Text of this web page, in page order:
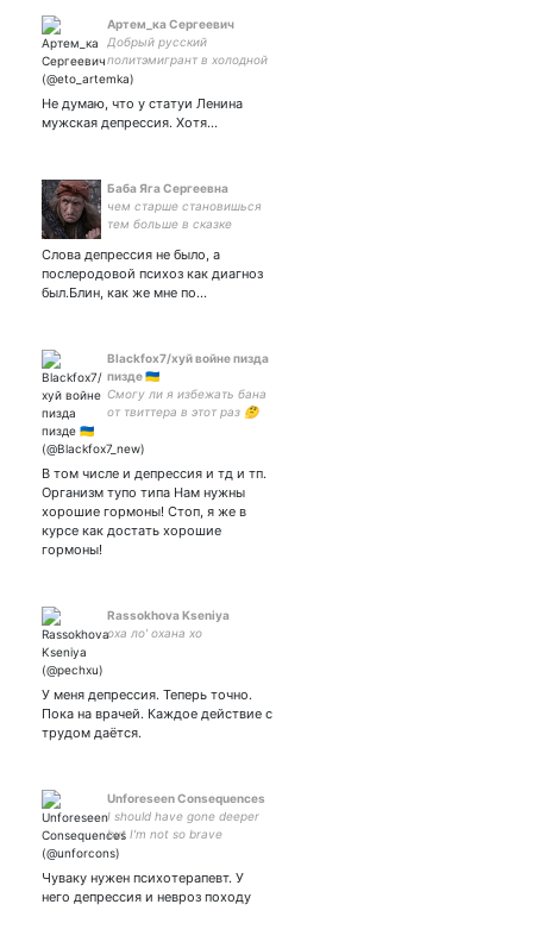
Артем_ка Сергеевич
Добрый русский
политэмигрант в холодной
Финляндии.
Не думаю, что у статуи Ленина
мужская депрессия. Хотя...
Баба Яга Сергеевна
чем старше становишься
тем больше в сказке
Марфушенька душенька
Слова депрессия не было, а
послеродовой психоз как диагноз
был.Блин, как же мне по…
Blackfox7/хуй войне пизда
пизде 🇺🇦
Смогу ли я избежать бана
от твиттера в этот раз 🤔
В том числе и депрессия и тд и тп.
Организм тупо типа Нам нужны
хорошие гормоны! Стоп, я же в
курсе как достать хорошие
гормоны!
Rassokhova Kseniya
оха ло' охана хо
У меня депрессия. Теперь точно.
Пока на врачей. Каждое действие с
трудом даётся.
Unforeseen Consequences
I should have gone deeper
but I'm not so brave
Чуваку нужен психотерапевт. У
него депрессия и невроз походу